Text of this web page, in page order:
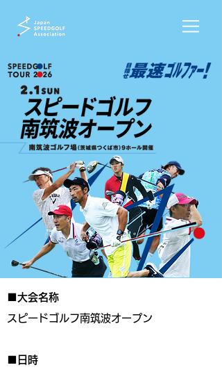
■大会名称
スピードゴルフ南筑波オープン
■日時